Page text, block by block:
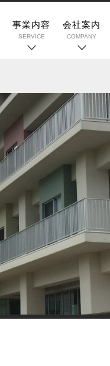
事業内容
SERVICE
会社案内
COMPANY